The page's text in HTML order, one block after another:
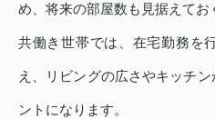
め、将来の部屋数も見据えてお
共働き世帯では、在宅勤務を
え、リビングの広さやキッチ
ントになります。